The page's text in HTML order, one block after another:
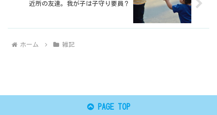
近所の友達。我が子は子守り要員？
ホーム 雑記
PAGE TOP